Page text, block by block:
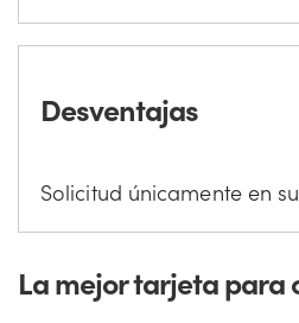
Desventajas
Solicitud únicamente en
La mejor tarjeta para